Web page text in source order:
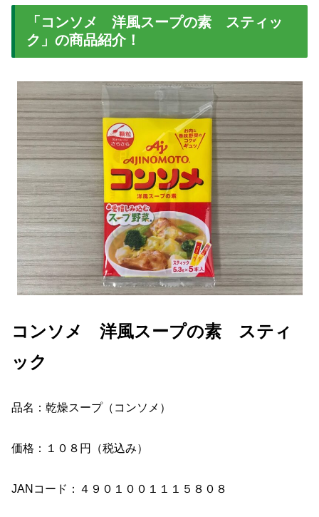
「コンソメ 洋風スープの素 スティッ
ク」の商品紹介！
コンソメ 洋風スープの素 スティ
ック
品名：乾燥スープ（コンソメ）
価格：１０８円（税込み）
JANコード：４９０１００１１１５８０８